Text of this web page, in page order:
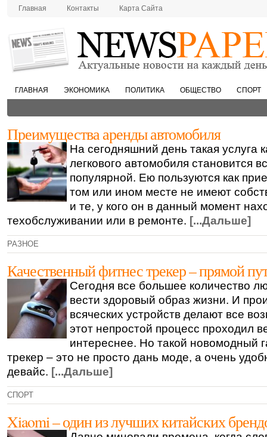
Главная Контакты Карта Сайта
ГЛАВНАЯ ЭКОНОМИКА ПОЛИТИКА ОБЩЕСТВО СПОРТ
Преимущества аренды автомобиля
На сегодняшний день такая услуга
легкового автомобиля становится
популярной. Ею пользуются как
том или ином месте не имеют
и те, у кого он в данный момент
техобслуживании или в ремонте. [...Дальше]
РАЗНОЕ
Качественный фитнес трекер – прямой
Сегодня все большее количество
вести здоровый образ жизни. И
всяческих устройств делают все
этот непростой процесс проходил
интереснее. Но такой новомодный
трекер – это не просто дань моде, а очень
девайс. [...Дальше]
СПОРТ
Xiaomi – один из лучших китайских